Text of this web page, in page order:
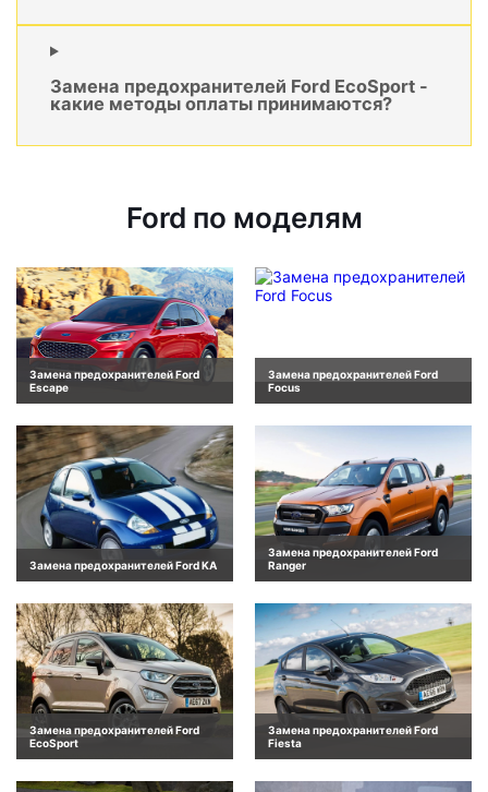
Замена предохранителей Ford EcoSport -
какие методы оплаты принимаются?
Ford по моделям
Замена предохранителей Ford
Escape
Замена предохранителей Ford
Focus
Замена предохранителей Ford KA
Замена предохранителей Ford
Ranger
Замена предохранителей Ford
EcoSport
Замена предохранителей Ford
Fiesta